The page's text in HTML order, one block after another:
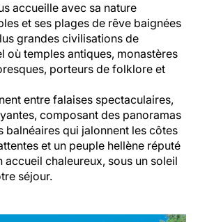
accueille avec sa nature
et ses plages de rêve baignées
grandes civilisations de
où temples antiques, monastères
porteurs de folklore et
entre falaises spectaculaires,
composant des panoramas
balnéaires qui jalonnent les côtes
et un peuple hellène réputé
chaleureux, sous un soleil
séjour.